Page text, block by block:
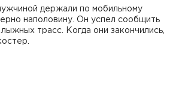
держали по мобильному
наполовину. Он успел сообщить
трасс. Когда они закончились,